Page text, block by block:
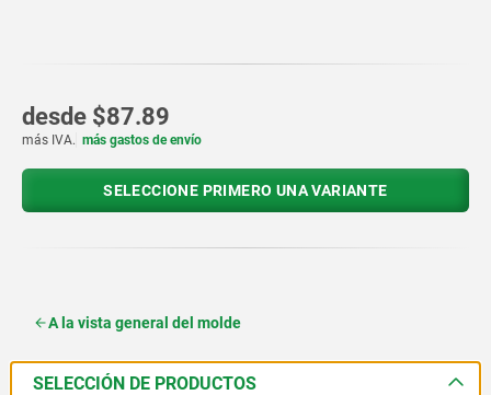
desde $87.89
más IVA. más gastos de envío
SELECCIONE PRIMERO UNA VARIANTE
A la vista general del molde
SELECCIÓN DE PRODUCTOS